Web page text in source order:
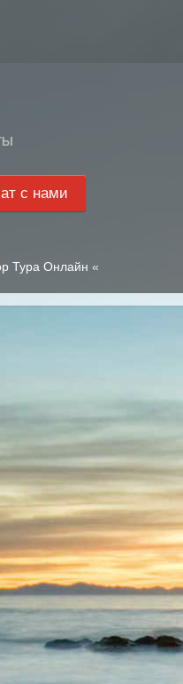
с нами
Тура Онлайн «